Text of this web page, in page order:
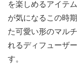
を楽しめるアイテ
が気になるこの時
た可愛い形のマル
れるディフューザ
す。